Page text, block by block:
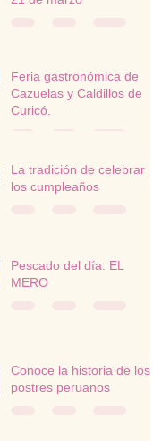
Feria gastronómica de
Cazuelas y Caldillos de
Curicó.
La tradición de celebrar
los cumpleaños
Pescado del día: EL
MERO
Conoce la historia de los
postres peruanos